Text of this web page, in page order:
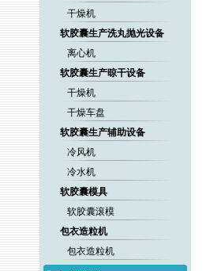
干燥机
软胶囊生产洗丸抛光设备
离心机
软胶囊生产晾干设备
干燥机
干燥车盘
软胶囊生产辅助设备
冷风机
冷水机
软胶囊模具
软胶囊滚模
包衣造粒机
包衣造粒机